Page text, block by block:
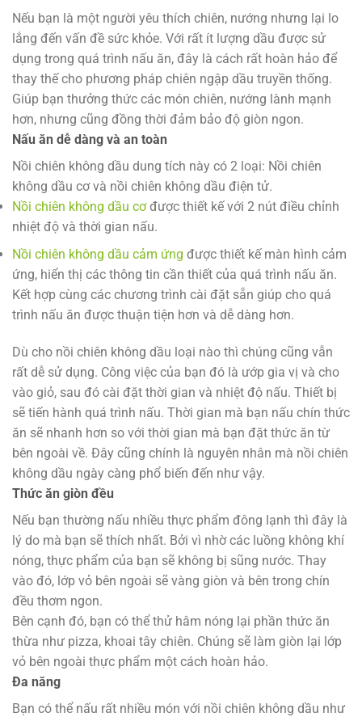
Nếu bạn là một người yêu thích chiên, nướng nhưng lại lo
lắng đến vấn đề sức khỏe. Với rất ít lượng dầu được sử
dụng trong quá trình nấu ăn, đây là cách rất hoàn hảo để
thay thế cho phương pháp chiên ngập dầu truyền thống.
Giúp bạn thưởng thức các món chiên, nướng lành mạnh
hơn, nhưng cũng đồng thời đảm bảo độ giòn ngon.
Nấu ăn dễ dàng và an toàn
Nồi chiên không dầu dung tích này có 2 loại: Nồi chiên
không dầu cơ và nồi chiên không dầu điện tử.
Nồi chiên không dầu cơđược thiết kế với 2 nút điều chỉnh
nhiệt độ và thời gian nấu.
Nồi chiên không dầu cảm ứng được thiết kế màn hình cảm
ứng, hiển thị các thông tin cần thiết của quá trình nấu ăn.
Kết hợp cùng các chương trình cài đặt sẵn giúp cho quá
trình nấu ăn được thuận tiện hơn và dễ dàng hơn.
Dù cho nồi chiên không dầu loại nào thì chúng cũng vẫn
rất dễ sử dụng. Công việc của bạn đó là ướp gia vị và cho
vào giỏ, sau đó cài đặt thời gian và nhiệt độ nấu. Thiết bị
sẽ tiến hành quá trình nấu. Thời gian mà bạn nấu chín thức
ăn sẽ nhanh hơn so với thời gian mà bạn đặt thức ăn từ
bên ngoài về. Đây cũng chính là nguyên nhân mà nồi chiên
không dầu ngày càng phổ biến đến như vậy.
Thức ăn giòn đều
Nếu bạn thường nấu nhiều thực phẩm đông lạnh thì đây là
lý do mà bạn sẽ thích nhất. Bởi vì nhờ các luồng không khí
nóng, thực phẩm của bạn sẽ không bị sũng nước. Thay
vào đó, lớp vỏ bên ngoài sẽ vàng giòn và bên trong chín
đều thơm ngon.
Bên cạnh đó, bạn có thể thử hâm nóng lại phần thức ăn
thừa như pizza, khoai tây chiên. Chúng sẽ làm giòn lại lớp
vỏ bên ngoài thực phẩm một cách hoàn hảo.
Đa năng
Bạn có thể nấu rất nhiều món với nồi chiên không dầu như